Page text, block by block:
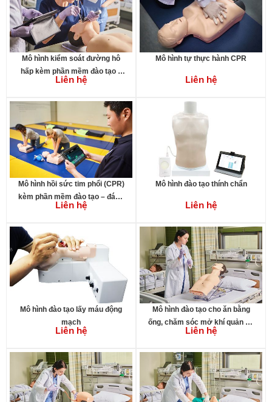
Mô hình kiểm soát đường hô
hấp kèm phần mềm đào tạo –
đánh giá trên máy tính bảng
Liên hệ
Mô hình tự thực hành CPR
Liên hệ
Mô hình hồi sức tim phổi (CPR)
kèm phần mềm đào tạo – đánh
giá trên máy tính bảng)
Liên hệ
Mô hình đào tạo thính chẩn
Liên hệ
Mô hình đào tạo lấy máu động
mạch
Liên hệ
Mô hình đào tạo cho ăn bằng
ống, chăm sóc mở khí quản và
hút dịch
Liên hệ